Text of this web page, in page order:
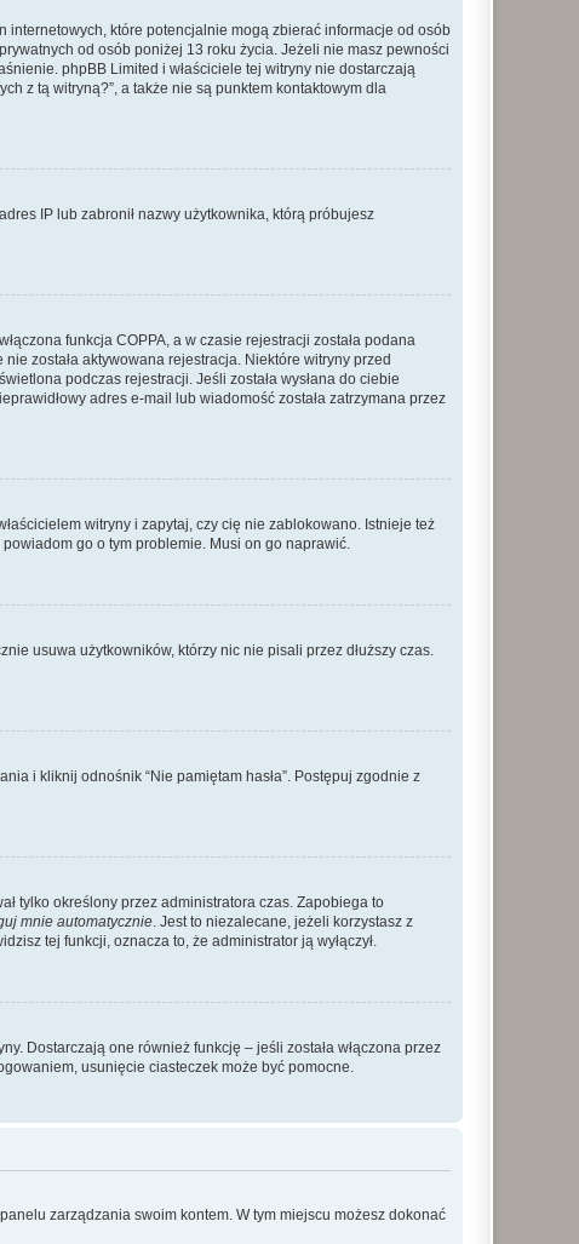
internetowych, które potencjalnie mogą zbierać informacje od osób
od osób poniżej 13 roku życia. Jeżeli nie masz pewności
phpBB Limited i właściciele tej witryny nie dostarczają
z tą witryną?”, a także nie są punktem kontaktowym dla
IP lub zabronił nazwy użytkownika, którą próbujesz
funkcja COPPA, a w czasie rejestracji została podana
została aktywowana rejestracja. Niektóre witryny przed
podczas rejestracji. Jeśli została wysłana do ciebie
adres e-mail lub wiadomość została zatrzymana przez
witryny i zapytaj, czy cię nie zablokowano. Istnieje też
go o tym problemie. Musi on go naprawić.
usuwa użytkowników, którzy nic nie pisali przez dłuższy czas.
i kliknij odnośnik “Nie pamiętam hasła”. Postępuj zgodnie z
tylko określony przez administratora czas. Zapobiega to
mnie automatycznie . Jest to niezalecane, jeżeli korzystasz z
tej funkcji, oznacza to, że administrator ją wyłączył.
Dostarczają one również funkcję – jeśli została włączona przez
usunięcie ciasteczek może być pomocne.
zarządzania swoim kontem. W tym miejscu możesz dokonać